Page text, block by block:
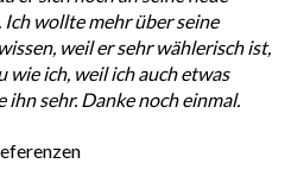
wollte mehr über seine
weil er sehr wählerisch ist,
wie ich, weil ich auch etwas
ihn sehr. Danke noch einmal.